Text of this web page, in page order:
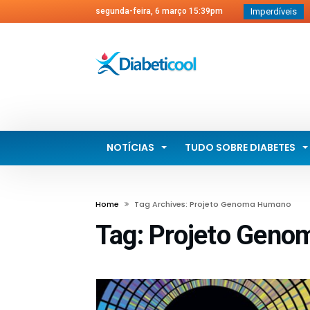
segunda-feira, 6 março 15:39pm Imperdíveis
NOTÍCIAS TUDO SOBRE DIABETES
Home Tag Archives: Projeto Genoma Humano
Tag: Projeto